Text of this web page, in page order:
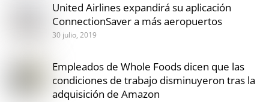
United Airlines expandirá su aplicación
ConnectionSaver a más aeropuertos
30 julio, 2019
Empleados de Whole Foods dicen que las
condiciones de trabajo disminuyeron tras la
adquisición de Amazon